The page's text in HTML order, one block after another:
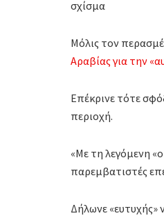
σχίσμα
Μόλις τον
Αραβίας για την
Επέκρινε τότε
περιοχή.
«Με τη λεγόμενη
παρεμβατιστές
Δήλωνε «ευτυχής»